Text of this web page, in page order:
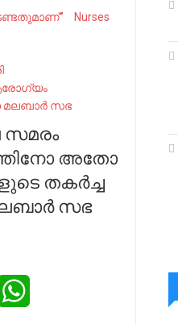
Nurses
മലബാർ സഭ
അതോ
തകർച്ച
സഭ